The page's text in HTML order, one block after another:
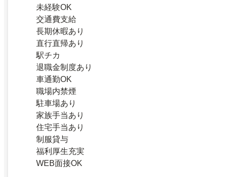
未経験OK
交通費支給
長期休暇あり
直行直帰あり
駅チカ
退職金制度あり
車通勤OK
職場内禁煙
駐車場あり
家族手当あり
住宅手当あり
制服貸与
福利厚生充実
WEB面接OK